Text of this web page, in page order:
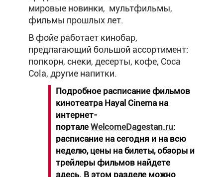
мировые новинки, мультфильмы,
фильмы прошлых лет.
В фойе работает кинобар,
предлагающий большой ассортимент:
попкорн, снеки, десерты, кофе, Cоса
Cola, другие напитки.
Подробное расписание фильмов
кинотеатра Hayal Cinema на
интернет-
портале WelcomeDagestan.ru:
расписание на сегодня и на всю
неделю, цены на билеты, обзоры и
трейлеры фильмов найдете
здесь. В этом разделе можно